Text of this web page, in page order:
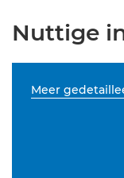
Nuttige
Meer